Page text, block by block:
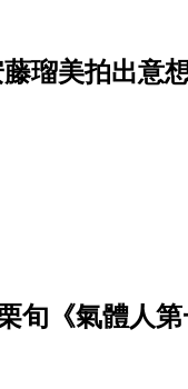
瑠美拍出意
旬《氣體人第